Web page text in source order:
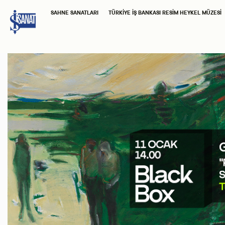
SAHNE SANATLARI TÜRKIYE İŞ BANKASI RESIM HEYKEL MÜZESI